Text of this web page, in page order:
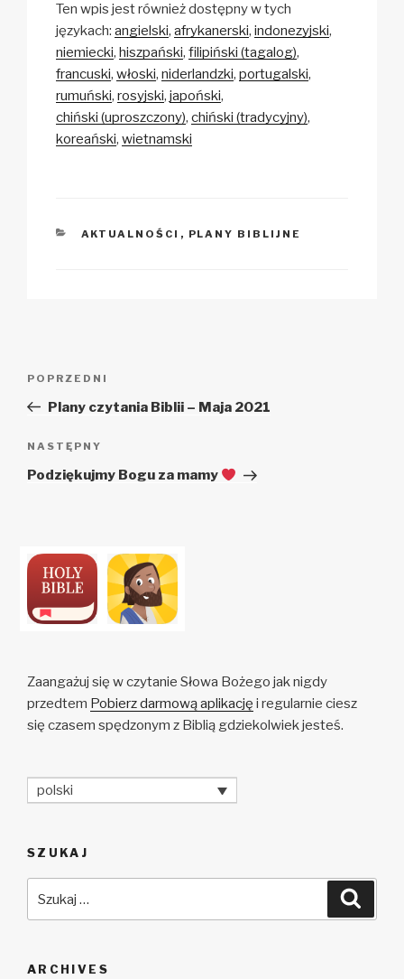
p
y
Li
n
k
ail c
e
b
o
o
at
s
A
p
a
p
c
h
ar
Ten wpis jest również dostępny w tych
językach: angielski afrykanerski indonezyjski
niemiecki hiszpański filipiński (tagalog)
francuski włoski niderlandzki portugalski
rumuński rosyjski japoński
chiński (uproszczony) chiński (tradycyjny)
koreański wietnamski
KATEGORIE
AKTUALNOŚCI , PLANY BIBLIJNE
Poprzedni
wpis
POPRZEDNI
Plany czytania Biblii – Maja 2021
Następny
wpis
NASTĘPNY
Podziękujmy Bogu za mamy
Zaangażuj się w czytanie Słowa Bożego jak nigdy
przedtem Pobierz darmową aplikację i regularnie ciesz
się czasem spędzonym z Biblią gdziekolwiek jesteś.
polski
SZUKAJ
ARCHIVES